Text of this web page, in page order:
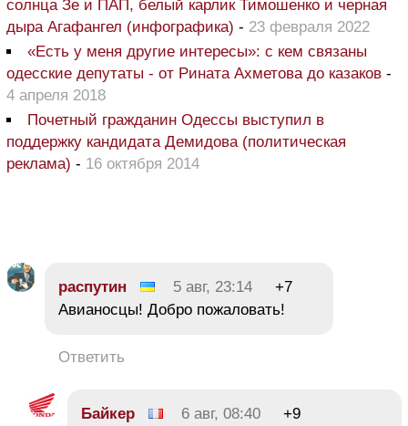
солнца Зе и ПАП, белый карлик Тимошенко и черная
дыра Агафангел (инфографика) - 23 февраля 2022
«Есть у меня другие интересы»: с кем связаны
одесские депутаты - от Рината Ахметова до казаков -
4 апреля 2018
Почетный гражданин Одессы выступил в
поддержку кандидата Демидова (политическая
реклама) - 16 октября 2014
распутин 5 авг, 23:14
+7
Авианосцы! Добро пожаловать!
Ответить
Байкер 6 авг, 08:40
+9